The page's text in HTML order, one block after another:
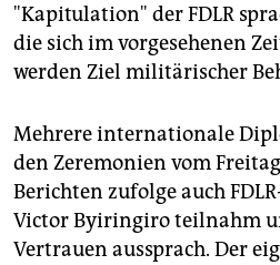
"Kapitulation" der FDLR
die sich im vorgesehenen
werden Ziel militärischer
Mehrere internationale
den Zeremonien vom
Berichten zufolge auch
Victor Byiringiro teilnahm
Vertrauen aussprach. Der